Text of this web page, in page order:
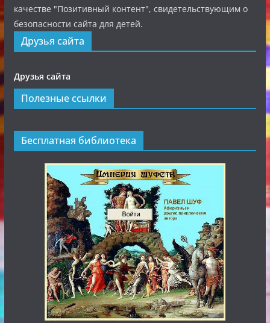
качестве "Позитивный контент", свидетельствующим о
безопасности сайта для детей.
Друзья сайта
Друзья сайта
Полезные ссылки
Бесплатная библиотека